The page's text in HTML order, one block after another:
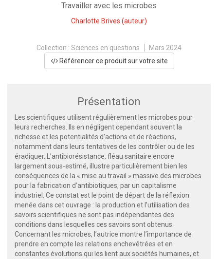
Travailler avec les microbes
Charlotte Brives (auteur)
Collection : Sciences en questions
Mars 2024
Référencer ce produit sur votre site
Présentation
Les scientifiques utilisent régulièrement les microbes pour
leurs recherches. Ils en négligent cependant souvent la
richesse et les potentialités d’actions et de réactions,
notamment dans leurs tentatives de les contrôler ou de les
éradiquer. L’antibiorésistance, fléau sanitaire encore
largement sous-estimé, illustre particulièrement bien les
conséquences de la « mise au travail » massive des microbes
pour la fabrication d’antibiotiques, par un capitalisme
industriel. Ce constat est le point de départ de la réflexion
menée dans cet ouvrage : la production et l’utilisation des
savoirs scientifiques ne sont pas indépendantes des
conditions dans lesquelles ces savoirs sont obtenus.
Concernant les microbes, l’autrice montre l’importance de
prendre en compte les relations enchevêtrées et en
constantes évolutions qui les lient aux sociétés humaines, et